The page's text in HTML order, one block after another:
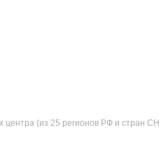
(из 25 регионов РФ и